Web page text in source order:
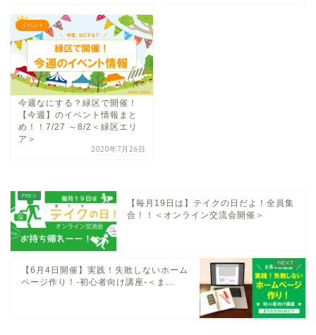
イベント
今週なにする？緑区で開催！
【今週】のイベント情報まと
め！！7/27 ～8/2＜緑区エリ
ア＞
2020年7月26日
【毎月19日は】テイクの日だよ！全員集
合！！＜オンライン交流会開催＞
【6月4日開催】実践！失敗しないホーム
ページ作り！-初心者向け講座-＜ま...